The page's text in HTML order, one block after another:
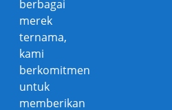
berbagai
merek
ternama,
kami
berkomitmen
untuk
memberikan